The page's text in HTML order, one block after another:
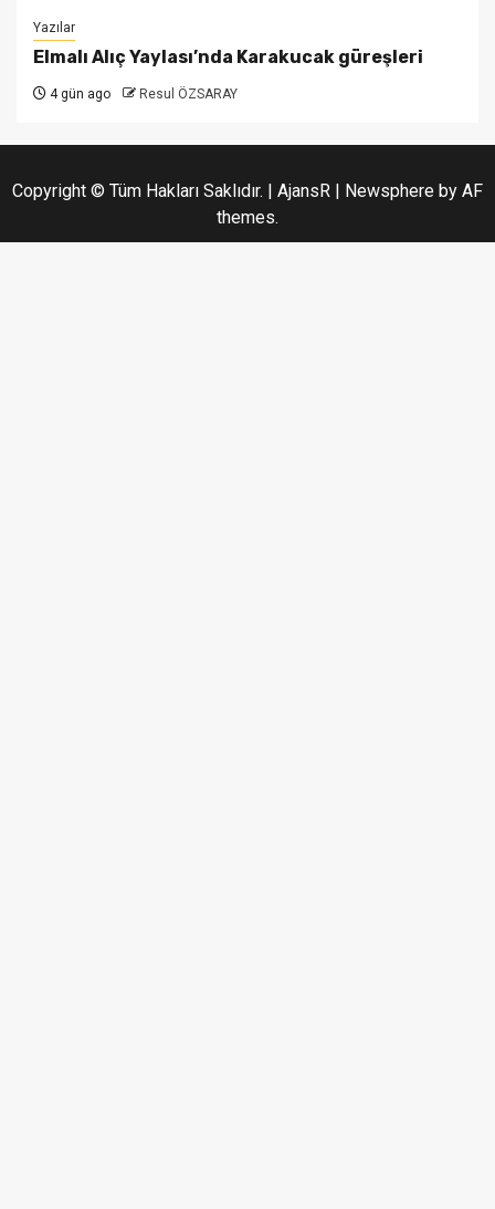
Yazılar
Elmalı Alıç Yaylası’nda Karakucak güreşleri
4 gün ago Resul ÖZSARAY
Copyright © Tüm Hakları Saklıdır. | AjansR | Newsphere by AF
themes.